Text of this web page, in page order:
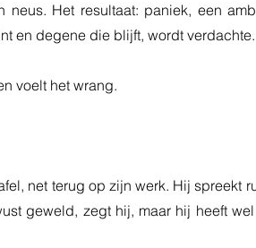
Het resultaat: paniek, een
en degene die blijft, wordt verdachte.
voelt het wrang.
net terug op zijn werk. Hij spreekt
geweld, zegt hij, maar hij heeft